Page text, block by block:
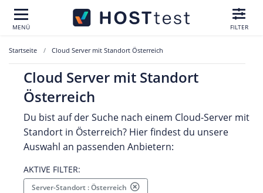
MENÜ FILTER
Startseite Cloud Server mit Standort Österreich
Cloud Server mit Standort
Österreich
Du bist auf der Suche nach einem Cloud-Server mit
Standort in Österreich? Hier findest du unsere
Auswahl an passenden Anbietern:
AKTIVE FILTER:
Server-Standort : Österreich